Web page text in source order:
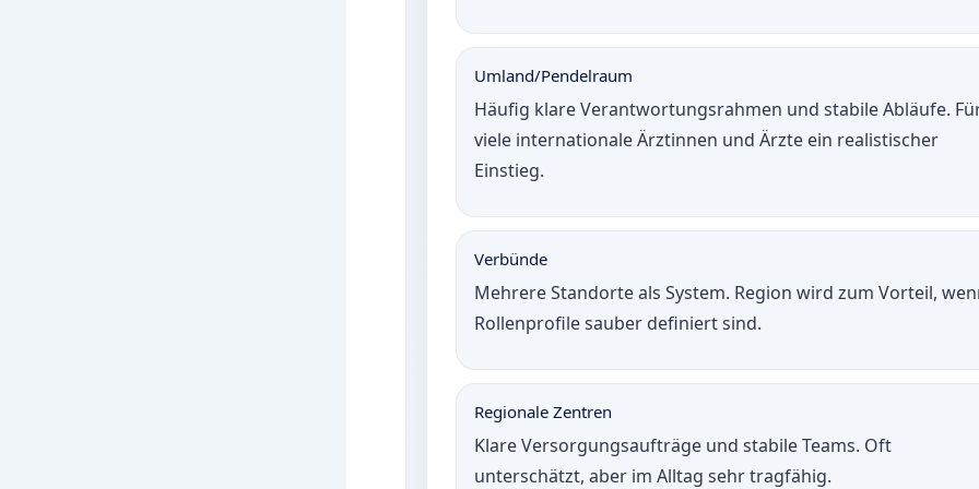
Umland/Pendelraum
Häufig klare Verantwortungsrahmen und stabile Abläufe.
viele internationale Ärztinnen und Ärzte ein realistischer
Einstieg.
Verbünde
Mehrere Standorte als System. Region wird zum Vorteil,
Rollenprofile sauber definiert sind.
Regionale Zentren
Klare Versorgungsaufträge und stabile Teams. Oft
unterschätzt, aber im Alltag sehr tragfähig.